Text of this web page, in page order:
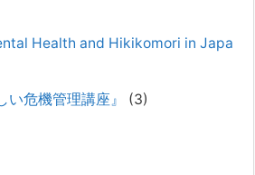
「きょうだい」必見②きょうだ
のパターンのうち、弊社の相談で多い事例
Health and Hikikomori in Japa
危機管理講座』
(3)